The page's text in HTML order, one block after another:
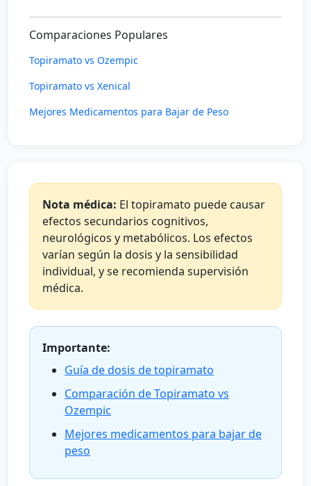
Comparaciones Populares
Topiramato vs Ozempic
Topiramato vs Xenical
Mejores Medicamentos para Bajar de Peso
Nota médica: El topiramato puede causar
efectos secundarios cognitivos,
neurológicos y metabólicos. Los efectos
varían según la dosis y la sensibilidad
individual, y se recomienda supervisión
médica.
Importante:
Guía de dosis de topiramato
Comparación de Topiramato vs
Ozempic
Mejores medicamentos para bajar de
peso